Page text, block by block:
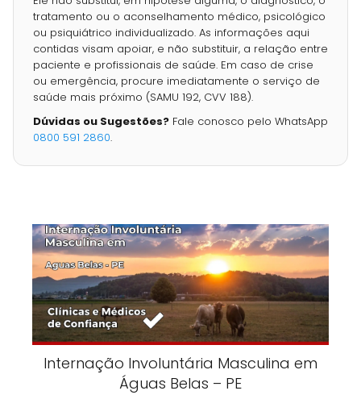
tratamento ou o aconselhamento médico, psicológico
ou psiquiátrico individualizado. As informações aqui
contidas visam apoiar, e não substituir, a relação entre
paciente e profissionais de saúde. Em caso de crise
ou emergência, procure imediatamente o serviço de
saúde mais próximo (SAMU 192, CVV 188).
Dúvidas ou Sugestões? Fale conosco pelo WhatsApp
0800 591 2860.
Internação Involuntária Masculina em
Águas Belas – PE